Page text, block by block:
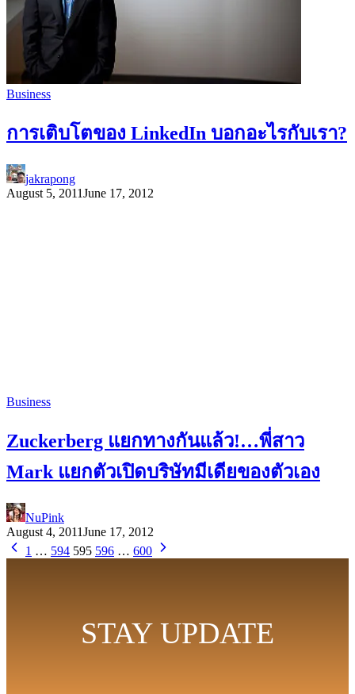
Business
การเติบโตของ LinkedIn บอกอะไรกับเรา?
jakrapong
August 5, 2011June 17, 2012
Business
Zuckerberg แยกทางกันแล้ว!…พี่สาว
Mark แยกตัวเปิดบริษัทมีเดียของตัวเอง
NuPink
August 4, 2011June 17, 2012
1 … 594 595 596 … 600
STAY UPDATE